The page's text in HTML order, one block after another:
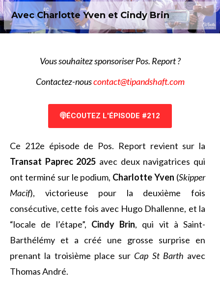
Avec Charlotte Yven et Cindy Brin
Vous souhaitez sponsoriser Pos. Report ?
Contactez-nouscontact@tipandshaft.com
ÉCOUTEZ L'ÉPISODE #212
Ce 212e épisode de Pos. Report revient sur la
Transat Paprec 2025 avec deux navigatrices qui
ont terminé sur le podium, Charlotte Yven (Skipper
Macif), victorieuse pour la deuxième fois
consécutive, cette fois avec Hugo Dhallenne, et la
“locale de l’étape”, Cindy Brin, qui vit à Saint-
Barthélémy et a créé une grosse surprise en
prenant la troisième place sur Cap St Barth avec
Thomas André.